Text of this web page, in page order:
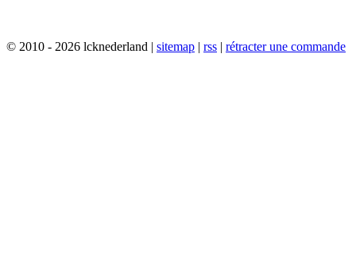
© 2010 - 2026 lcknederland | sitemap | rss | rétracter une commande